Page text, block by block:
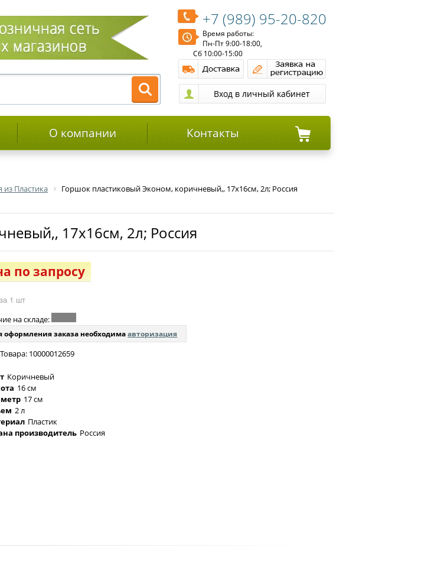
+7 (989) 95-20-820
Время работы:
Пн-Пт 9:00-18:00,
Сб 10:00-15:00
О компании Контакты
из Пластика Горшок пластиковый Эконом, коричневый,, 17х16см, 2л; Россия
17х16см, 2л; Россия
по запросу
1 шт
на складе:
оформления заказа необходимаавторизация
10000012659
Коричневый
16 см
17 см
2 л
Пластик
производитель Россия